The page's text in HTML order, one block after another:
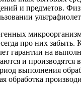
и предметов.
про них забыть.
гарантии на
и производятся
выполнения
обработка